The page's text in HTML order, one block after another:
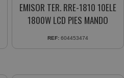
EMISOR TER. RRE-1810 10ELE
1800W LCD PIES MANDO
REF: 604453474